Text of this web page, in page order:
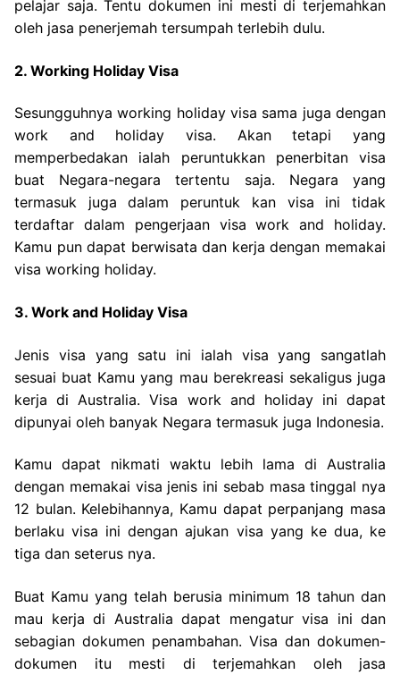
pelajar saja. Tentu dokumen ini mesti di terjemahkan
oleh jasa penerjemah tersumpah terlebih dulu.
2. Working Holiday Visa
Sesungguhnya working holiday visa sama juga dengan
work and holiday visa. Akan tetapi yang
memperbedakan ialah peruntukkan penerbitan visa
buat Negara-negara tertentu saja. Negara yang
termasuk juga dalam peruntuk kan visa ini tidak
terdaftar dalam pengerjaan visa work and holiday.
Kamu pun dapat berwisata dan kerja dengan memakai
visa working holiday.
3. Work and Holiday Visa
Jenis visa yang satu ini ialah visa yang sangatlah
sesuai buat Kamu yang mau berekreasi sekaligus juga
kerja di Australia. Visa work and holiday ini dapat
dipunyai oleh banyak Negara termasuk juga Indonesia.
Kamu dapat nikmati waktu lebih lama di Australia
dengan memakai visa jenis ini sebab masa tinggal nya
12 bulan. Kelebihannya, Kamu dapat perpanjang masa
berlaku visa ini dengan ajukan visa yang ke dua, ke
tiga dan seterus nya.
Buat Kamu yang telah berusia minimum 18 tahun dan
mau kerja di Australia dapat mengatur visa ini dan
sebagian dokumen penambahan. Visa dan dokumen-
dokumen itu mesti di terjemahkan oleh jasa